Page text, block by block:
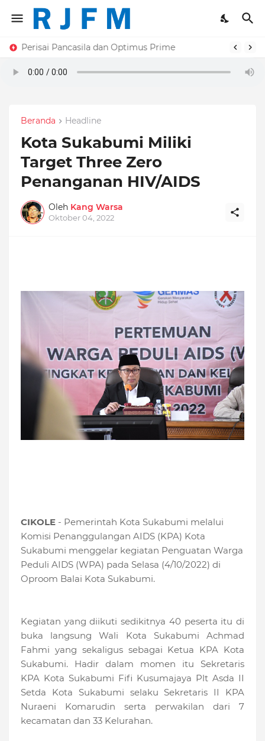
Perisai Pancasila dan Optimus Prime
Beranda Headline
Kota Sukabumi Miliki
Target Three Zero
Penanganan HIV/AIDS
Oleh Kang Warsa
Oktober 04, 2022
CIKOLE - Pemerintah Kota Sukabumi melalui
Komisi Penanggulangan AIDS (KPA) Kota
Sukabumi menggelar kegiatan Penguatan Warga
Peduli AIDS (WPA) pada Selasa (4/10/2022) di
Oproom Balai Kota Sukabumi.
Kegiatan yang diikuti sedikitnya 40 peserta itu di
buka langsung Wali Kota Sukabumi Achmad
Fahmi yang sekaligus sebagai Ketua KPA Kota
Sukabumi. Hadir dalam momen itu Sekretaris
KPA Kota Sukabumi Fifi Kusumajaya Plt Asda II
Setda Kota Sukabumi selaku Sekretaris II KPA
Nuraeni Komarudin serta perwakilan dari 7
kecamatan dan 33 Kelurahan.